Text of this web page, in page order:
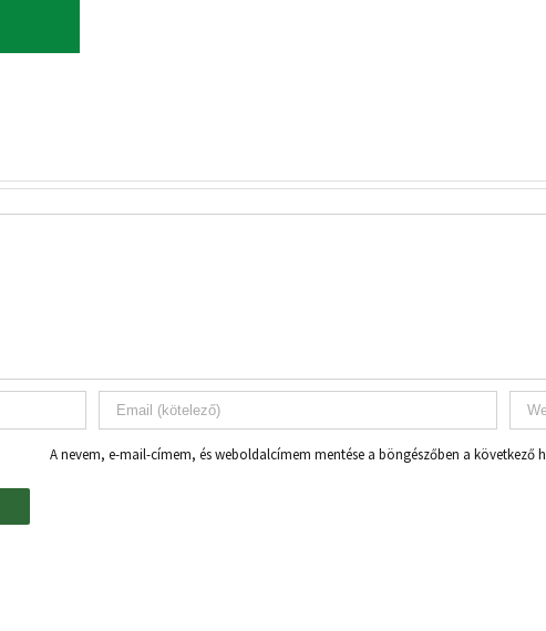
A nevem, e-mail-címem, és weboldalcímem mentése a böngészőben a következő